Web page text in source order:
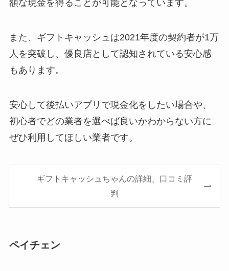
額な現金を得ることが可能となっています。
また、ギフトキャッシュは2021年度の契約者が1万
人を突破し、優良店として認知されている安心感
もあります。
安心して後払いアプリで現金化をしたい場合や、
初心者でどの業者を選べば良いかわからない方に
ぜひ利用してほしい業者です。
ギフトキャッシュちゃんの詳細、口コミ評
判
ペイチェン